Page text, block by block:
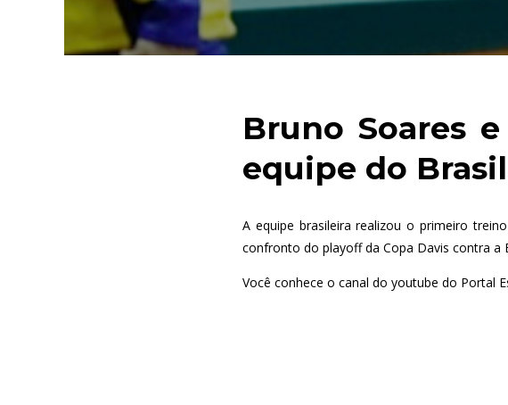
Bruno Soares
equipe do
A equipe brasileira realizou o primeiro
confronto do playoff da Copa Davis contra a
Você conhece o canal do youtube do Portal